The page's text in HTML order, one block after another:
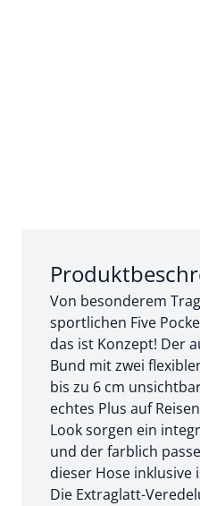
Abschnitt 1 von 3:
Von besonderem
sportlichen Five
das ist Konzept! Der
Bund mit zwei
bis zu 6 cm
echtes Plus auf
Look sorgen ein
und der farblich
dieser Hose inklusive
Die Extraglatt-